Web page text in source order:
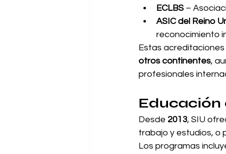
ECLBS –
ASIC del Reino
reconocimiento
Estas
otros continentes,
profesionales
Educación
Desde 2013, SIU
trabajo y estudios, o
Los programas